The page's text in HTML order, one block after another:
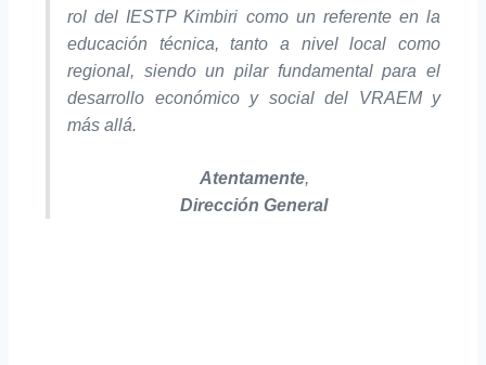
rol del IESTP Kimbiri como un referente en la
educación técnica, tanto a nivel local como
regional, siendo un pilar fundamental para el
desarrollo económico y social del VRAEM y
más allá.
Atentamente,
Dirección General